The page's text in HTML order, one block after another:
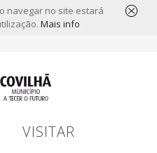
navegar no site estará
Mais info
VISITAR